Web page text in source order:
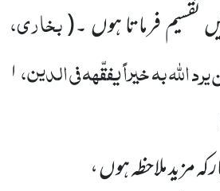
تقسیم فرماتا ہوں ۔(بخاری،
اللّٰہ بہ خیراً یفقّہہ فی الدین،۱
مزید ملاحظہ ہوں ،